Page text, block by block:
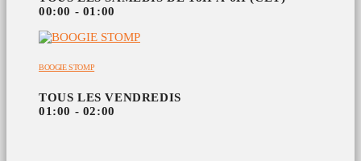
00:00 - 01:00
BOOGIE STOMP
TOUS LES VENDREDIS
01:00 - 02:00